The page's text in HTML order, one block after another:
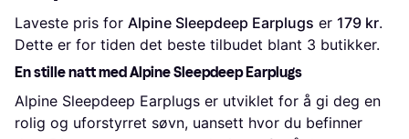
Laveste pris for Alpine Sleepdeep Earplugs er 179 kr.
Dette er for tiden det beste tilbudet blant 3 butikker.
En stille natt med Alpine Sleepdeep Earplugs
Alpine Sleepdeep Earplugs er utviklet for å gi deg en
rolig og uforstyrret søvn, uansett hvor du befinner